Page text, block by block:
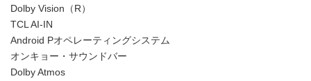
Dolby Vision（R）
TCL AI-IN
Android Pオペレーティングシステム
オンキョー・サウンドバー
Dolby Atmos